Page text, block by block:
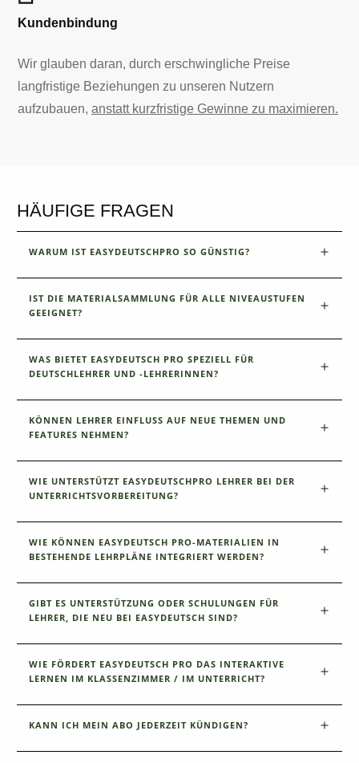
Kundenbindung
Wir glauben daran, durch erschwingliche Preise
langfristige Beziehungen zu unseren Nutzern
aufzubauen, anstatt kurzfristige Gewinne zu maximieren.
HÄUFIGE FRAGEN
WARUM IST EASYDEUTSCHPRO SO GÜNSTIG?
IST DIE MATERIALSAMMLUNG FÜR ALLE NIVEAUSTUFEN
GEEIGNET?
WAS BIETET EASYDEUTSCH PRO SPEZIELL FÜR
DEUTSCHLEHRER UND -LEHRERINNEN?
KÖNNEN LEHRER EINFLUSS AUF NEUE THEMEN UND
FEATURES NEHMEN?
WIE UNTERSTÜTZT EASYDEUTSCHPRO LEHRER BEI DER
UNTERRICHTSVORBEREITUNG?
WIE KÖNNEN EASYDEUTSCH PRO-MATERIALIEN IN
BESTEHENDE LEHRPLÄNE INTEGRIERT WERDEN?
GIBT ES UNTERSTÜTZUNG ODER SCHULUNGEN FÜR
LEHRER, DIE NEU BEI EASYDEUTSCH SIND?
WIE FÖRDERT EASYDEUTSCH PRO DAS INTERAKTIVE
LERNEN IM KLASSENZIMMER / IM UNTERRICHT?
KANN ICH MEIN ABO JEDERZEIT KÜNDIGEN?